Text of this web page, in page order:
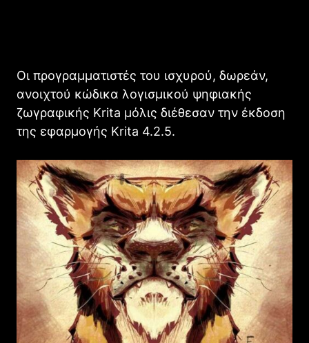
Οι προγραμματιστές του ισχυρού, δωρεάν,
ανοιχτού κώδικα λογισμικού ψηφιακής
ζωγραφικής Krita μόλις διέθεσαν την έκδοση
της εφαρμογής Krita 4.2.5.